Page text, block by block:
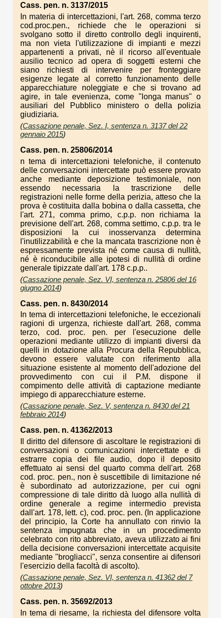
Cass. pen. n. 3137/2015
In materia di intercettazioni, l'art. 268, comma terzo
cod.proc.pen., richiede che le operazioni si
svolgano sotto il diretto controllo degli inquirenti,
ma non vieta l'utilizzazione di impianti e mezzi
appartenenti a privati, nè il ricorso all'eventuale
ausilio tecnico ad opera di soggetti esterni che
siano richiesti di intervenire per fronteggiare
esigenze legate al corretto funzionamento delle
apparecchiature noleggiate e che si trovano ad
agire, in tale evenienza, come "longa manus" o
ausiliari del Pubblico ministero o della polizia
giudiziaria.
(Cassazione penale, Sez. I, sentenza n. 3137 del 22
gennaio 2015)
Cass. pen. n. 25806/2014
n tema di intercettazioni telefoniche, il contenuto
delle conversazioni intercettate può essere provato
anche mediante deposizione testimoniale, non
essendo necessaria la trascrizione delle
registrazioni nelle forme della perizia, atteso che la
prova è costituita dalla bobina o dalla cassetta, che
l'art. 271, comma primo, c.p.p. non richiama la
previsione dell'art. 268, comma settimo, c.p.p. tra le
disposizioni la cui inosservanza determina
l'inutilizzabilità e che la mancata trascrizione non è
espressamente prevista né come causa di nullità,
né è riconducibile alle ipotesi di nullità di ordine
generale tipizzate dall'art. 178 c.p.p..
(Cassazione penale, Sez. VI, sentenza n. 25806 del 16
giugno 2014)
Cass. pen. n. 8430/2014
In tema di intercettazioni telefoniche, le eccezionali
ragioni di urgenza, richieste dall'art. 268, comma
terzo, cod. proc. pen. per l'esecuzione delle
operazioni mediante utilizzo di impianti diversi da
quelli in dotazione alla Procura della Repubblica,
devono essere valutate con riferimento alla
situazione esistente al momento dell'adozione del
provvedimento con cui il P.M. dispone il
compimento delle attività di captazione mediante
impiego di apparecchiature esterne.
(Cassazione penale, Sez. V, sentenza n. 8430 del 21
febbraio 2014)
Cass. pen. n. 41362/2013
Il diritto del difensore di ascoltare le registrazioni di
conversazioni o comunicazioni intercettate e di
estrarre copia dei file audio, dopo il deposito
effettuato ai sensi del quarto comma dell'art. 268
cod. proc. pen., non è suscettibile di limitazione né
è subordinato ad autorizzazione, per cui ogni
compressione di tale diritto dà luogo alla nullità di
ordine generale a regime intermedio prevista
dall'art. 178, lett. c), cod. proc. pen. (In applicazione
del principio, la Corte ha annullato con rinvio la
sentenza impugnata che in un procedimento
celebrato con rito abbreviato, aveva utilizzato ai fini
della decisione conversazioni intercettate acquisite
mediante "brogliacci", senza consentire ai difensori
l'esercizio della facoltà di ascolto).
(Cassazione penale, Sez. VI, sentenza n. 41362 del 7
ottobre 2013)
Cass. pen. n. 35692/2013
In tema di riesame, la richiesta del difensore volta